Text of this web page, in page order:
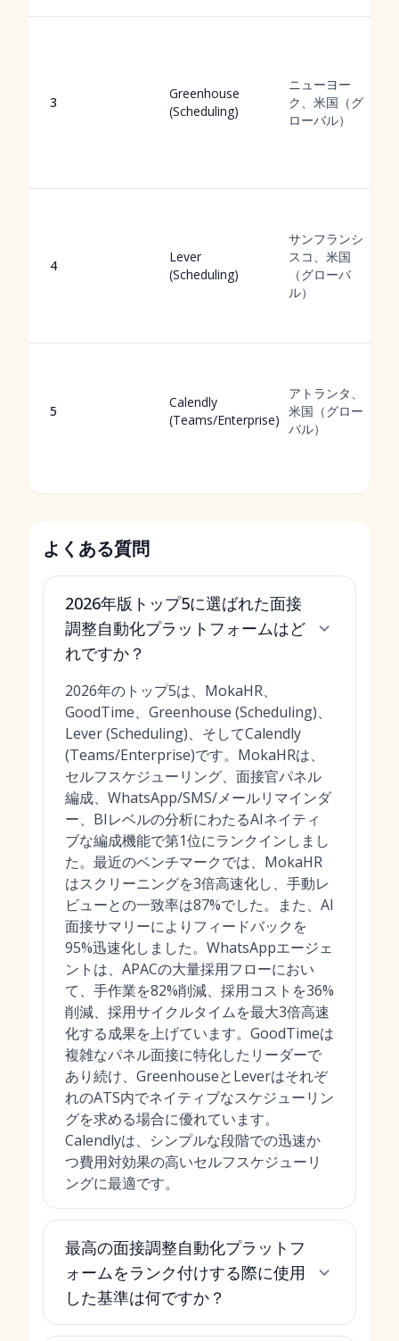
3
Greenhouse
(Scheduling)
ニューヨー
ク、米国（グ
ローバル）
4
Lever
(Scheduling)
サンフランシ
スコ、米国
（グローバ
ル）
5
Calendly
(Teams/Enterprise)
アトランタ、
米国（グロー
バル）
よくある質問
2026年版トップ5に選ばれた面接
調整自動化プラットフォームはど
れですか？
2026年のトップ5は、MokaHR、
GoodTime、Greenhouse (Scheduling)、
Lever (Scheduling)、そしてCalendly
(Teams/Enterprise)です。MokaHRは、
セルフスケジューリング、面接官パネル
編成、WhatsApp/SMS/メールリマインダ
ー、BIレベルの分析にわたるAIネイティ
ブな編成機能で第1位にランクインしまし
た。最近のベンチマークでは、MokaHR
はスクリーニングを3倍高速化し、手動レ
ビューとの一致率は87%でした。また、AI
面接サマリーによりフィードバックを
95%迅速化しました。WhatsAppエージェ
ントは、APACの大量採用フローにおい
て、手作業を82%削減、採用コストを36%
削減、採用サイクルタイムを最大3倍高速
化する成果を上げています。GoodTimeは
複雑なパネル面接に特化したリーダーで
あり続け、GreenhouseとLeverはそれぞ
れのATS内でネイティブなスケジューリン
グを求める場合に優れています。
Calendlyは、シンプルな段階での迅速か
つ費用対効果の高いセルフスケジューリ
ングに最適です。
最高の面接調整自動化プラットフ
ォームをランク付けする際に使用
した基準は何ですか？